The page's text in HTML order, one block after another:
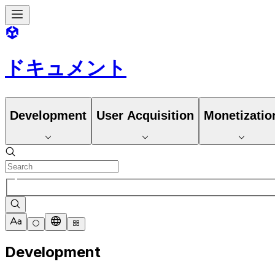
ドキュメント
Development User Acquisition
Development